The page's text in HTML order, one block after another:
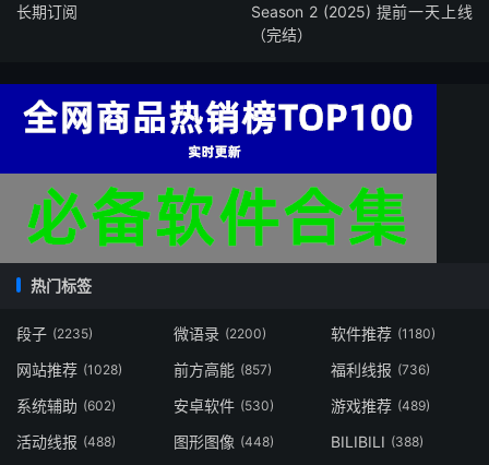
长期订阅
Season 2 (2025) 提前一天上线
（完结）
热门标签
段子 (2235) 微语录 (2200) 软件推荐 (1180)
网站推荐 (1028) 前方高能 (857) 福利线报 (736)
系统辅助 (602) 安卓软件 (530) 游戏推荐 (489)
活动线报 (488) 图形图像 (448) BILIBILI (388)